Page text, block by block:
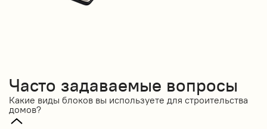
Часто задаваемые вопросы
Какие виды блоков вы используете для строительства
домов?